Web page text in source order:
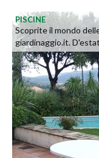
PISCINE
Scoprite il mondo
giardinaggio.it.